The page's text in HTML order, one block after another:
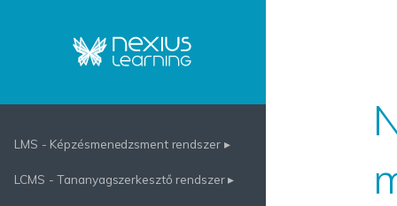
LMS - Képzésmenedzsment rendszer ▸
LCMS - Tananyagszerkesztő rendszer ▸